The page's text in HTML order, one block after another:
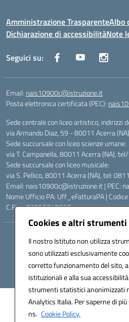
Cookies e altri
Il nostro Istituto non utilizza
sono utilizzati esclusivamente
corretto funzionamento del sito,
istituzionali e alla sua
strumenti statistici anonimizzati
Analytics Italia. Per saperne di
ns. Cookie Policy.
Amministrazione TrasparenteAlbo
Dichiarazione di accessibilitàNote
Seguici su:
Email: nais10900c@istruzione.it
Posta elettronica certificata (PEC):
Sede centrale con liceo artistico, indirizzi
via Armando Diaz, 59 - 80011 Acerra
Sede succursale con liceo scienze umane:
via T. Campanella, 80011 Acerra (NA),
Sede succursale con liceo musicale:
via S. Pellico, 80011 Acerra (NA), tel:
Email: nais10900c@istruzione.it | PEC:
Nome Ufficio PA: Uff_eFatturaPA |
C.Fisc: 93056740637
Hosting & Powered by
Concept & Design by